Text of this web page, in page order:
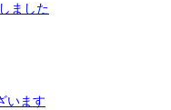
ました
います